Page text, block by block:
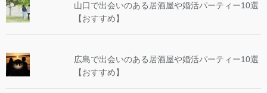
山口で出会いのある居酒屋や婚活パーティー10選
【おすすめ】
広島で出会いのある居酒屋や婚活パーティー10選
【おすすめ】